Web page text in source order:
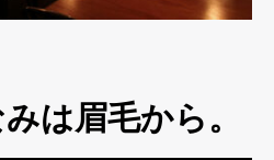
は眉毛から。